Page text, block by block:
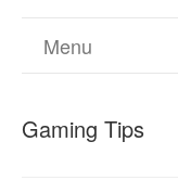
Menu
Gaming Tips